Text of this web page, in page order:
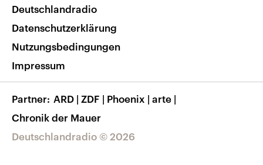
Nachrichten App
Frequenzen
Veranstaltungen
Musikliste
RSS
Barrierefreiheit
Deutschlandradio © 2026
Deutschlandradio
Datenschutzerklärung
Nutzungsbedingungen
Impressum
Partner ARD | ZDF | Phoenix | arte |
Chronik der Mauer